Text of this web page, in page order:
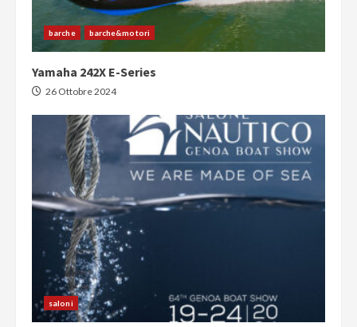
barche barche&motori
Yamaha 242X E-Series
26 Ottobre 2024
saloni